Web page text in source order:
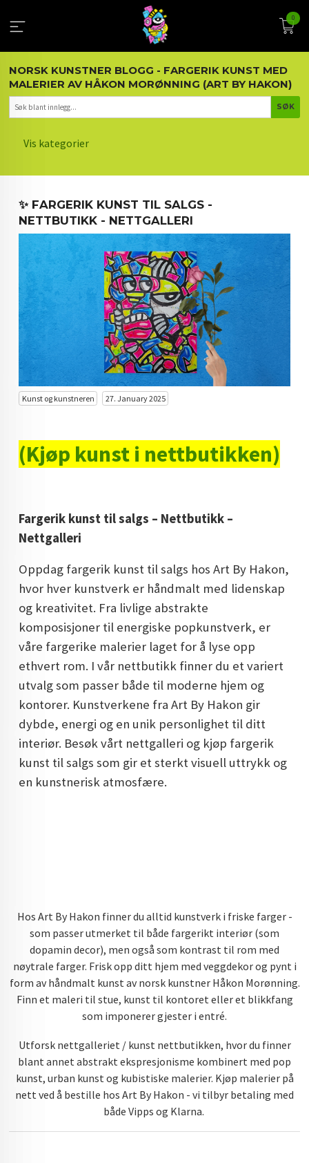
innholdet
0
NORSK KUNSTNER BLOGG - FARGERIK KUNST MED
MALERIER AV HÅKON MORØNNING (ART BY HAKON)
Vis kategorier
KUNST OG KUNSTNEREN
MALERIER BLOGG
ARTIKLER OM KUNST
INTERIØR OG KUNST
KUNST INVESTERING
KUNSTSTILER
FARGETEORI
KJØP KUNST TIL SALGS
FARGERIK KUNST
KUNST
KUNSTNER BLOGG - EN KUNSTNERS DAGBOK
STORE MALERIER TIL STUE
NORSK KUNST
DOPAMIN DECOR NORGE
DOPAMIN DECOR NORGE
✨ FARGERIK KUNST TIL SALGS -
NETTBUTIKK - NETTGALLERI
Kunst og kunstneren 27. January 2025
(Kjøp kunst i nettbutikken)
Fargerik kunst til salgs – Nettbutikk –
Nettgalleri
Oppdag fargerik kunst til salgs hos Art By Hakon,
hvor hver kunstverk er håndmalt med lidenskap
og kreativitet. Fra livlige abstrakte
komposisjoner til energiske popkunstverk, er
våre fargerike malerier laget for å lyse opp
ethvert rom. I vår nettbutikk finner du et variert
utvalg som passer både til moderne hjem og
kontorer. Kunstverkene fra Art By Hakon gir
dybde, energi og en unik personlighet til ditt
interiør. Besøk vårt nettgalleri og kjøp fargerik
kunst til salgs som gir et sterkt visuell uttrykk og
en kunstnerisk atmosfære.
Hos Art By Hakon finner du alltid kunstverk i friske farger -
som passer utmerket til både fargerikt interiør (som
dopamin decor), men også som kontrast til rom med
nøytrale farger. Frisk opp ditt hjem med veggdekor og pynt i
form av håndmalt kunst av norsk kunstner Håkon Morønning.
Finn et maleri til stue, kunst til kontoret eller et blikkfang
som imponerer gjester i entré.
Utforsk nettgalleriet / kunst nettbutikken, hvor du finner
blant annet abstrakt ekspresjonisme kombinert med pop
kunst, urban kunst og kubistiske malerier. Kjøp malerier på
nett ved å bestille hos Art By Hakon - vi tilbyr betaling med
både Vipps og Klarna.